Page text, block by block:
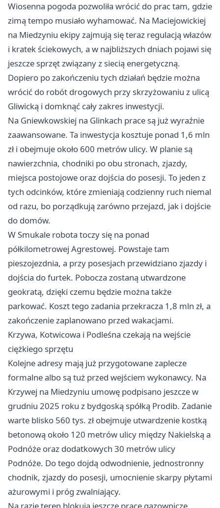
Wiosenna pogoda pozwoliła wrócić do prac tam, gdzie
zimą tempo musiało wyhamować. Na Maciejowickiej
na Miedzyniu ekipy zajmują się teraz regulacją włazów
i kratek ściekowych, a w najbliższych dniach pojawi się
jeszcze sprzęt związany z siecią energetyczną.
Dopiero po zakończeniu tych działań będzie można
wrócić do robót drogowych przy skrzyżowaniu z ulicą
Gliwicką i domknąć cały zakres inwestycji.
Na Gniewkowskiej na Glinkach prace są już wyraźnie
zaawansowane. Ta inwestycja kosztuje ponad 1,6 mln
zł i obejmuje około 600 metrów ulicy. W planie są
nawierzchnia, chodniki po obu stronach, zjazdy,
miejsca postojowe oraz dojścia do posesji. To jeden z
tych odcinków, które zmieniają codzienny ruch niemal
od razu, bo porządkują zarówno przejazd, jak i dojście
do domów.
W Smukale robota toczy się na ponad
półkilometrowej Agrestowej. Powstaje tam
pieszojezdnia, a przy posesjach przewidziano zjazdy i
dojścia do furtek. Pobocza zostaną utwardzone
geokratą, dzięki czemu będzie można także
parkować. Koszt tego zadania przekracza 1,8 mln zł, a
zakończenie zaplanowano przed wakacjami.
Krzywa, Kotwicowa i Podleśna czekają na wejście
ciężkiego sprzętu
Kolejne adresy mają już przygotowane zaplecze
formalne albo są tuż przed wejściem wykonawcy. Na
Krzywej na Miedzyniu umowę podpisano jeszcze w
grudniu 2025 roku z bydgoską spółką Prodib. Zadanie
warte blisko 560 tys. zł obejmuje utwardzenie kostką
betonową około 120 metrów ulicy między Nakielską a
Podnóże oraz dodatkowych 30 metrów ulicy
Podnóże. Do tego dojdą odwodnienie, jednostronny
chodnik, zjazdy do posesji, umocnienie skarpy płytami
ażurowymi i próg zwalniający.